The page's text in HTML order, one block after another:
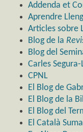
Addenda et
Aprendre
Articles sobre
Blog de la
Blog del
Carles
CPNL
El Blog de
El Blog de la
El Blog del
El Català Suma